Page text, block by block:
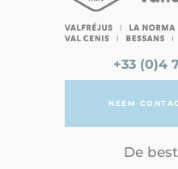
+33 (0)4
NEEM
De